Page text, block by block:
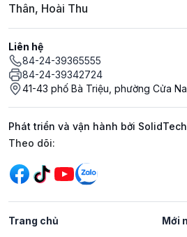
Thân, Hoài Thu
Liên hệ
84-24-39365555
84-24-39342724
41-43 phố Bà Triệu, phường Cửa
Phát triển và vận hành bởi SolidTech
Mạng xã hội
Theo dõi:
Trang chủ Mới